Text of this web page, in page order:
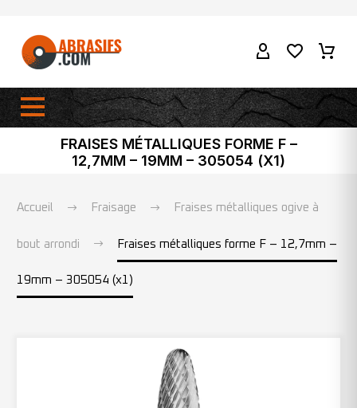
FRAISES MÉTALLIQUES FORME F –
12,7MM – 19MM – 305054 (X1)
Accueil Fraisage Fraises métalliques ogive à
bout arrondi Fraises métalliques forme F – 12,7mm –
19mm – 305054 (x1)